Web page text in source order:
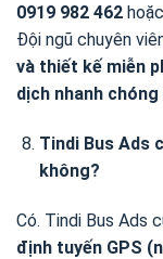
0919 982 462
Đội ngũ chuyên
và thiết kế miễn
dịch nhanh
Tindi Bus Ads
không?
Có. Tindi Bus Ads
định tuyến GPS